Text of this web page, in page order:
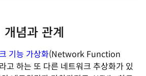
념과 관계
기능 가상화(Network Function
하는 또 다른 네트워크 추상화가 있